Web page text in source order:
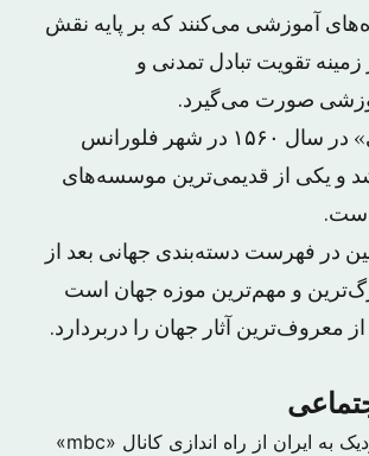
آموزشی می‌کنند که بر پایه نقش
تقویت تبادل تمدنی و
صورت می‌گیرد.
موزه «اوفیتزی» در سال ۱۵۶۰ در شهر فلورانس
شد و یکی از قدیمی‌ترین موسسه‌های
است.
در فهرست دسته‌بندی جهانی بعد از
و مهم‌ترین موزه جهان است
از معروف‌ترین آثار جهان را دربردارد.
واهمهٔ محافل نزدیک به ایران از راه اندازی کانال «mbc»